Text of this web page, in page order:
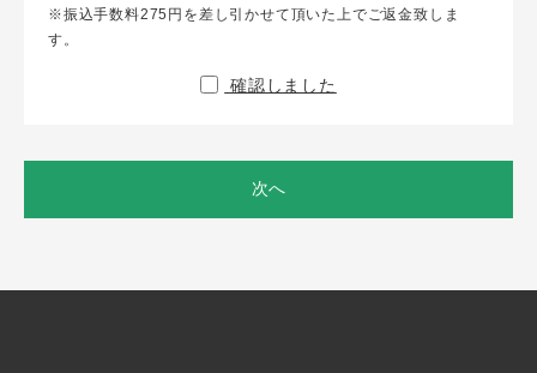
※振込手数料275円を差し引かせて頂いた上でご返金致しま
す。
確認しました
次へ